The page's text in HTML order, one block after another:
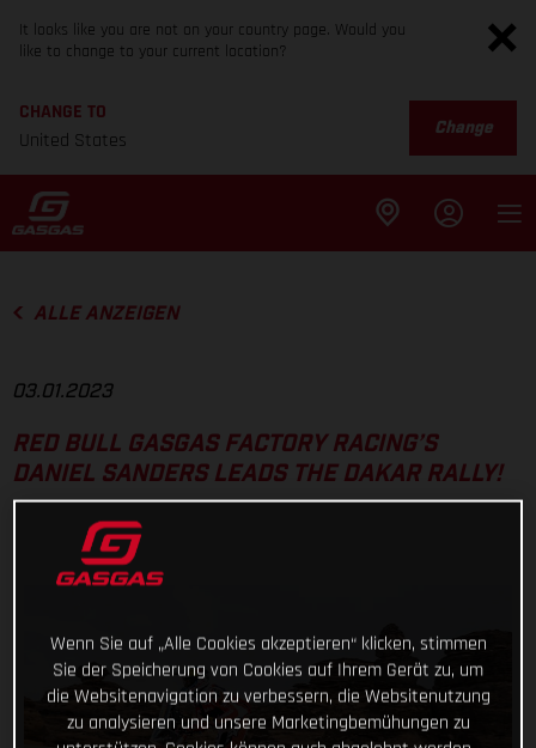
It looks like you are not on your country page. Would you
like to change to your current location?
CHANGE TO
United States
Change
ALLE ANZEIGEN
03.01.2023
RED BULL GASGAS FACTORY RACING’S
DANIEL SANDERS LEADS THE DAKAR RALLY!
Wenn Sie auf „Alle Cookies akzeptieren“ klicken, stimmen
Sie der Speicherung von Cookies auf Ihrem Gerät zu, um
die Websitenavigation zu verbessern, die Websitenutzung
zu analysieren und unsere Marketingbemühungen zu